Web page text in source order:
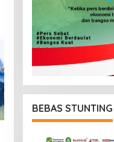
BEBAS STUNTING